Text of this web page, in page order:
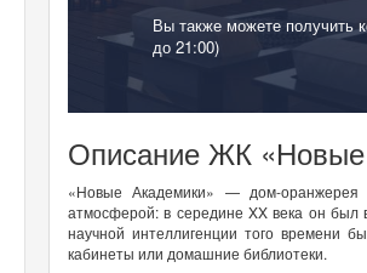
Вы также можете получить
до 21:00)
Описание ЖК
«Новые Академики» — дом-оранжерея
атмосферой: в середине XX века он
научной интеллигенции того времени
кабинеты или домашние библиотеки.